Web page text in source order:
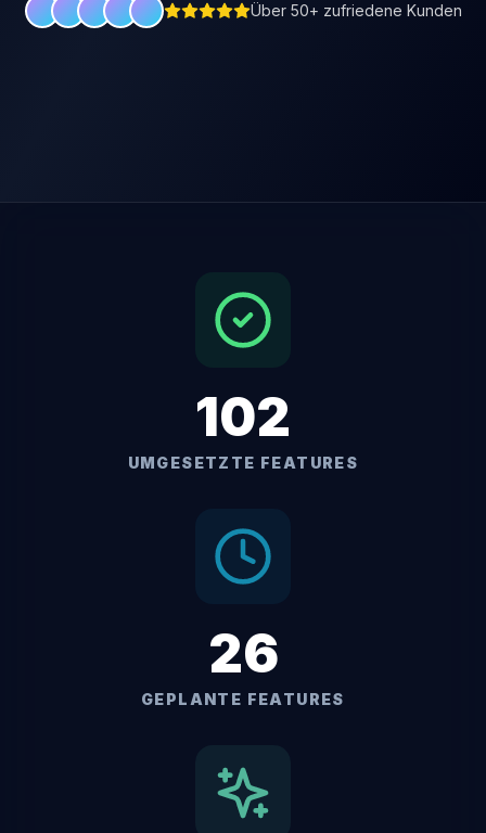
Über 50+ zufriedene Kunden
102
UMGESETZTE FEATURES
26
GEPLANTE FEATURES